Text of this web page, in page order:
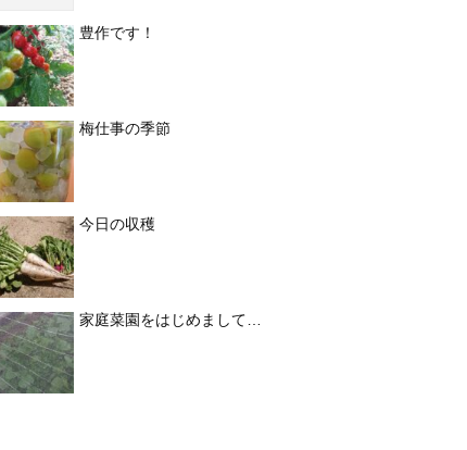
豊作です！
梅仕事の季節
今日の収穫
家庭菜園をはじめまして…